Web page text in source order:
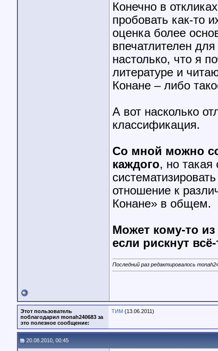
Конечно в
пробовать как-то
оценка более
впечатлителен
настолько, что я
литературе и
Конане – либо
А вот насколько
классификация.
Со мной можно
каждого, но такая
отношение к
Конане» в общем.
Может кому-то
если рискнут
Последний раз редактировалось
Этот пользователь
поблагодарил monah240683 за
это полезное сообщение:
ТИМ (13.06.2011)
20.08.2010, 00:45